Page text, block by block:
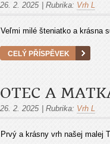
26. 2. 2025 Rubrika: Vrh L
Veľmi milé šteniatko a krásna
CELÝ PŘÍSPĚVEK
OTEC A
26. 2. 2025 Rubrika: Vrh L
Prvý a krásny vrh našej malej